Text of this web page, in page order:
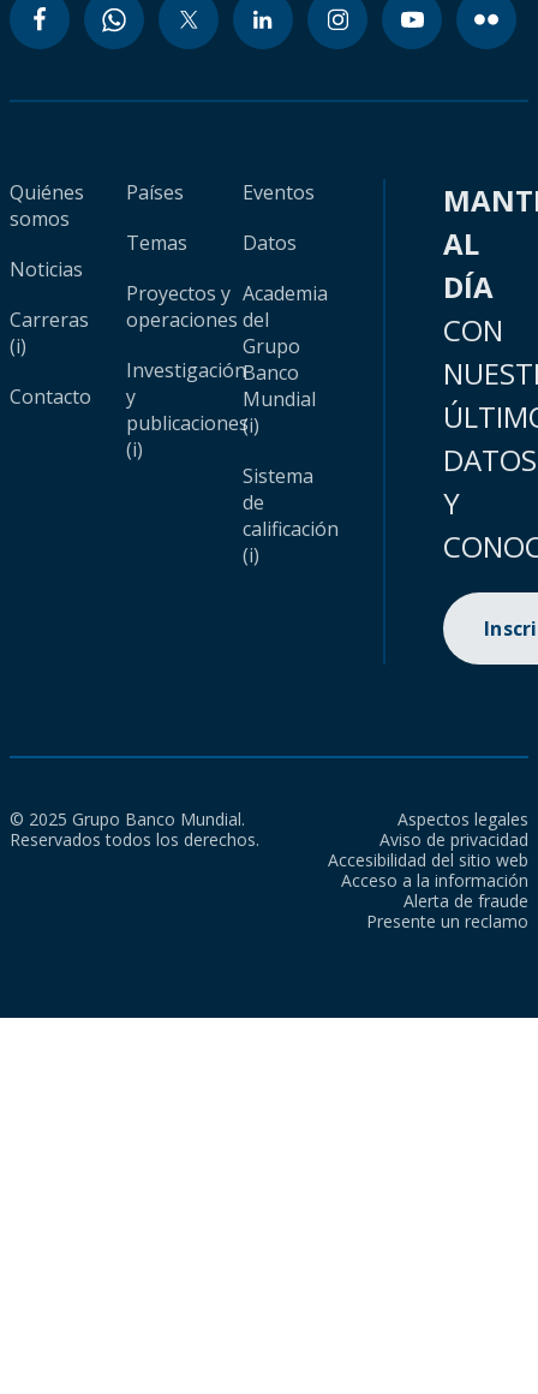
Quiénes
somos
Noticias
Carreras
(i)
Contacto
Países
Temas
Proyectos y
operaciones
Investigación
y
publicaciones
(i)
Eventos
Datos
Academia
del
Grupo
Banco
Mundial
(i)
Sistema
de
calificación
(i)
AL
DÍA
CON
DATOS
Y
© 2025 Grupo Banco Mundial.
Reservados todos los derechos.
Aspectos legales
Aviso de privacidad
Accesibilidad del sitio web
Acceso a la información
Alerta de fraude
Presente un reclamo